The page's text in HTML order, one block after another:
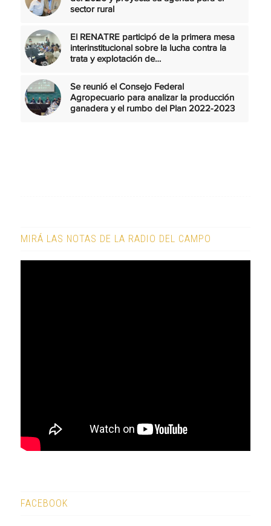
sector rural
El RENATRE participó de la primera mesa
interinstitucional sobre la lucha contra la
trata y explotación de…
Se reunió el Consejo Federal
Agropecuario para analizar la producción
ganadera y el rumbo del Plan 2022-2023
MIRÁ LAS NOTAS DE LA RADIO DEL CAMPO
FACEBOOK